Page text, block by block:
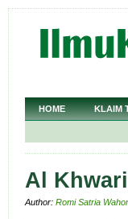
HOME KLAIM
Al
Author: Romi Satria